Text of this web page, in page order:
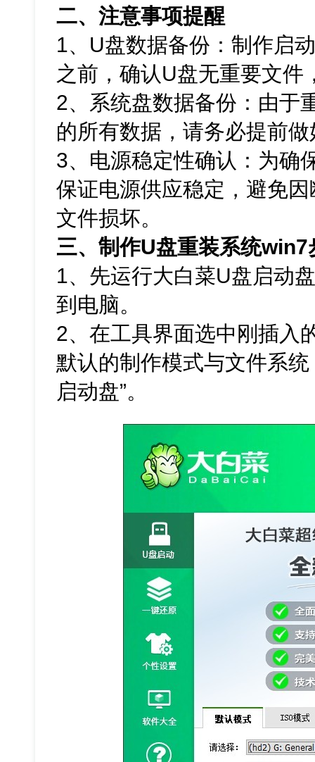
二、注意事项提醒
1、U盘数据备份：制作启
之前，确认U盘无重要文件
2、系统盘数据备份：由于
的所有数据，请务必提前
3、电源稳定性确认：为确
保证电源供应稳定，避免
文件损坏。
三、制作U盘重装系统win7
1、先运行大白菜U盘启动
到电脑。
2、在工具界面选中刚插入
默认的制作模式与文件系
启动盘”。